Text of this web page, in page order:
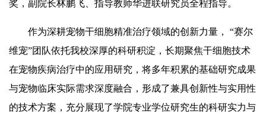
奖，副院长林鹏飞、指导教师华进联研究员全程指导。
作为深耕宠物干细胞精准治疗领域的创新力量， “赛尔
维宠”团队依托我校深厚的科研积淀，长期聚焦干细胞技术
在宠物疾病治疗中的应用研究，将多年积累的基础研究成果
与宠物临床实际需求深度融合，形成了兼具创新性与实用性
的技术方案，充分展现了学院专业学位研究生的科研实力与